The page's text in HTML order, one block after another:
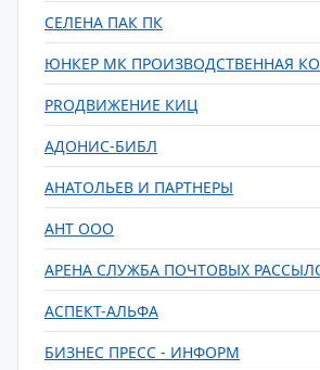
СЕЛЕНА ПАК ПК
ЮНКЕР МК ПРОИЗВОДСТВЕННАЯ
PROДВИЖЕНИЕ КИЦ
АДОНИС-БИБЛ
АНАТОЛЬЕВ И ПАРТНЕРЫ
АНТ ООО
АРЕНА СЛУЖБА ПОЧТОВЫХ
АСПЕКТ-АЛЬФА
БИЗНЕС ПРЕСС - ИНФОРМ